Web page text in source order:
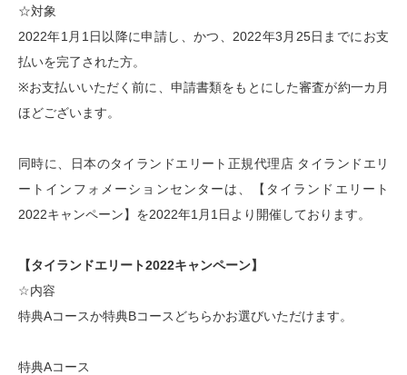
☆対象
2022年1月1日以降に申請し、かつ、2022年3月25日までにお支
払いを完了された方。
※お支払いいただく前に、申請書類をもとにした審査が約一カ月
ほどございます。
同時に、日本のタイランドエリート正規代理店 タイランドエリ
ートインフォメーションセンターは、【タイランドエリート
2022キャンペーン】を2022年1月1日より開催しております。
【タイランドエリート2022キャンペーン】
☆内容
特典Aコースか特典Bコースどちらかお選びいただけます。
特典Aコース